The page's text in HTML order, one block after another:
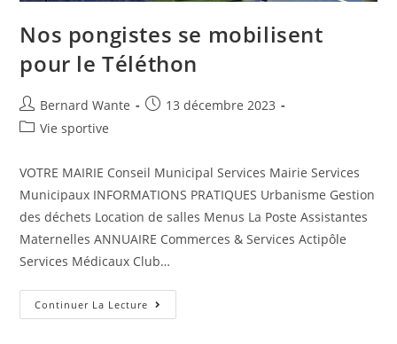
Nos pongistes se mobilisent
pour le Téléthon
Bernard Wante
13 décembre 2023
Vie sportive
VOTRE MAIRIE Conseil Municipal Services Mairie Services
Municipaux INFORMATIONS PRATIQUES Urbanisme Gestion
des déchets Location de salles Menus La Poste Assistantes
Maternelles ANNUAIRE Commerces & Services Actipôle
Services Médicaux Club…
Continuer La Lecture